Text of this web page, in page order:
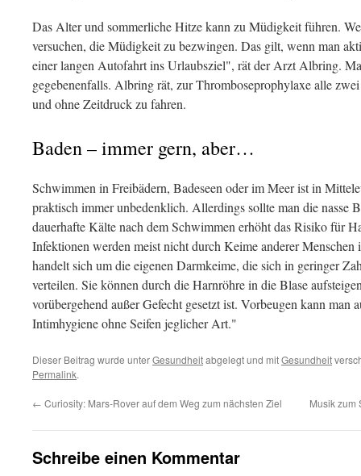
Das Alter und sommerliche Hitze kann zu Müdigkeit führen.
versuchen, die Müdigkeit zu bezwingen. Das gilt, wenn man
einer langen Autofahrt ins Urlaubsziel", rät der Arzt Albring.
gegebenenfalls. Albring rät, zur Thromboseprophylaxe alle
und ohne Zeitdruck zu fahren.
Baden – immer gern, aber…
Schwimmen in Freibädern, Badeseen oder im Meer ist in
praktisch immer unbedenklich. Allerdings sollte man die nasse
dauerhafte Kälte nach dem Schwimmen erhöht das Risiko für
Infektionen werden meist nicht durch Keime anderer Menschen
handelt sich um die eigenen Darmkeime, die sich in geringer
verteilen. Sie können durch die Harnröhre in die Blase
vorübergehend außer Gefecht gesetzt ist. Vorbeugen kann man
Intimhygiene ohne Seifen jeglicher Art."
Dieser Beitrag wurde unterGesundheitabgelegt und mitGesundheit
Permalink.
← Curiosity: Mars-Rover auf dem Weg zum nächsten Ziel Musik zum
Schreibe einen Kommentar